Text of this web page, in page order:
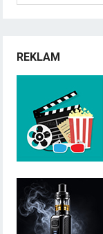
REKLAM